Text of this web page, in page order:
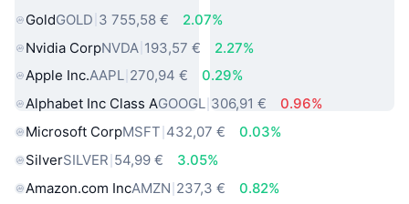
GoldGOLD 3 755,58 €
2.07%
Nvidia CorpNVDA 193,57 €
2.27%
Apple Inc.AAPL 270,94 €
0.29%
Alphabet Inc Class AGOOGL 306,91 €
0.96%
Microsoft CorpMSFT 432,07 €
0.03%
SilverSILVER 54,99 €
3.05%
Amazon.com IncAMZN 237,3 €
0.82%